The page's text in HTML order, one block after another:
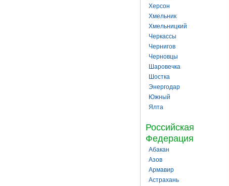
Херсон
Хмельник
Хмельницкий
Черкассы
Чернигов
Черновцы
Шаровечка
Шостка
Энергодар
Южный
Ялта
Российская
Федерация
Абакан
Азов
Армавир
Астрахань